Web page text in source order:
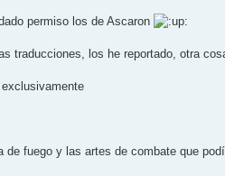
permiso los de Ascaron
traducciones, los he reportado, otra
fuego y las artes de combate que